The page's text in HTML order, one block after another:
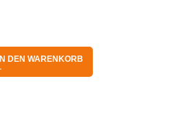
IN DEN WARENKORB